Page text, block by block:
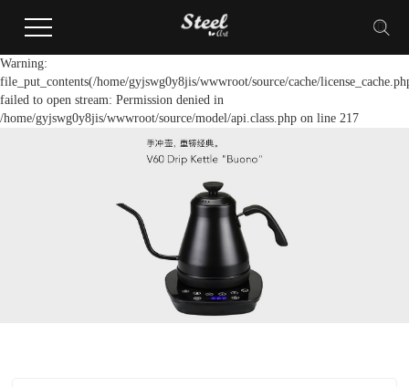
Warning:
file_put_contents(/home/gyjswg0y8jis/wwwroot/source/cache/
failed to open stream: Permission denied in
/home/gyjswg0y8jis/wwwroot/source/model/api.class.php on line 217